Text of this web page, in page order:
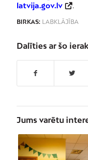
latvija.gov.lv
.
BIRKAS: LABKLĀJĪBA
Dalīties ar šo
Jums varētu